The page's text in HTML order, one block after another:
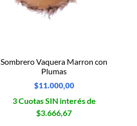
Sombrero Vaquera Marron con
Plumas
$11.000,00
3 Cuotas SIN interés de
$3.666,67